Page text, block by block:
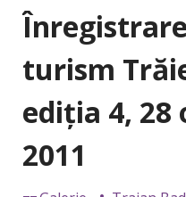
turism
ediţia 4, 28
2011